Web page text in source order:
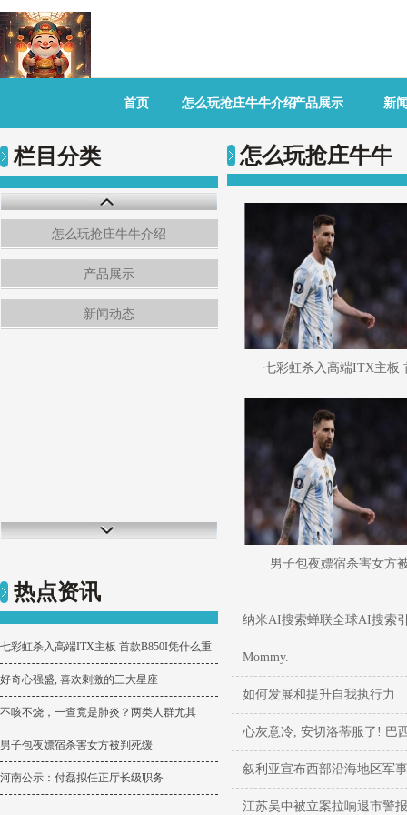
首页 怎么玩抢庄牛牛介绍产品展示 新
栏目分类
怎么玩抢庄牛牛介绍
产品展示
新闻动态
热点资讯
七彩虹杀入高端ITX主板 首款B850I凭什么重
好奇心强盛, 喜欢刺激的三大星座
不咳不烧，一查竟是肺炎？两类人群尤其
男子包夜嫖宿杀害女方被判死缓
河南公示：付磊拟任正厅长级职务
怎么玩抢庄牛牛
七彩虹杀入高端ITX主板
男子包夜嫖宿杀害女方
纳米AI搜索蝉联全球AI搜索
Mommy.
如何发展和提升自我执行力
心灰意冷, 安切洛蒂服了! 巴
叙利亚宣布西部沿海地区军
江苏吴中被立案拉响退市警